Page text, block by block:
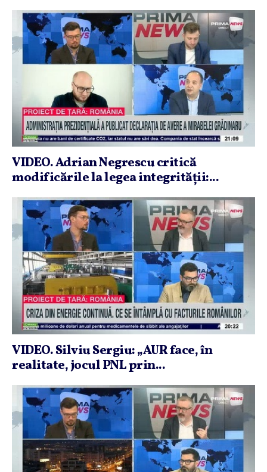
VIDEO. Adrian Negrescu critică
modificările la legea integrităţii:...
VIDEO. Silviu Sergiu: „AUR face, în
realitate, jocul PNL prin...